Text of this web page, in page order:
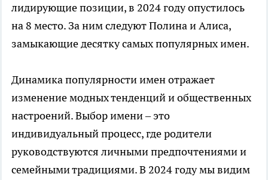
лидирующие позиции, в 2024 году опустилось
на 8 место. За ним следуют Полина и Алиса,
замыкающие десятку самых популярных имен.
Динамика популярности имен отражает
изменение модных тенденций и общественных
настроений. Выбор имени – это
индивидуальный процесс, где родители
руководствуются личными предпочтениями и
семейными традициями. В 2024 году мы видим